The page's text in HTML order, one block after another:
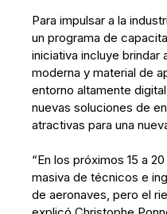
Para impulsar a la
un programa de
iniciativa incluye
moderna y material de
entorno altamente
nuevas soluciones de
atractivas para una
“En los próximos 15 a
masiva de técnicos e
de aeronaves, pero el